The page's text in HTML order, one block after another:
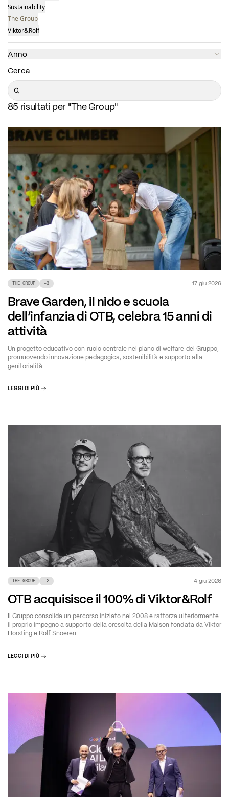
Sustainability
The Group
Viktor&Rolf
Anno
Cerca
Search
85 risultati per "The Group"
THE GROUP +3 17 giu 2026
Brave Garden, il nido e scuola
dell’infanzia di OTB, celebra 15 anni di
attività
Un progetto educativo con ruolo centrale nel piano di welfare del Gruppo,
promuovendo innovazione pedagogica, sostenibilità e supporto alla
genitorialità
LEGGI DI PIÙ
THE GROUP +2 4 giu 2026
OTB acquisisce il 100% di Viktor&Rolf
Il Gruppo consolida un percorso iniziato nel 2008 e rafforza ulteriormente
il proprio impegno a supporto della crescita della Maison fondata da Viktor
Horsting e Rolf Snoeren
LEGGI DI PIÙ